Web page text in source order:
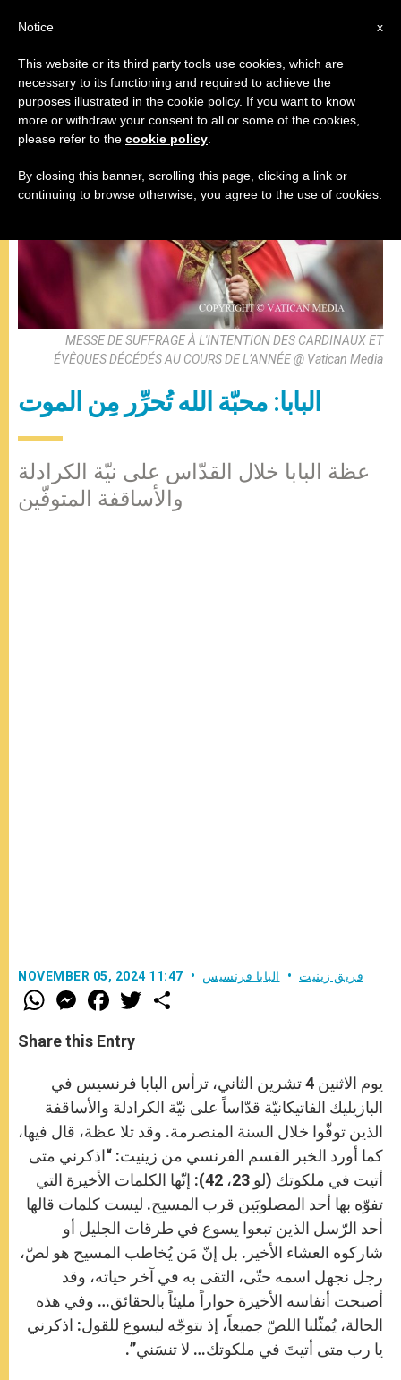
البابا فرنسيس
MESSE DE SUFFRAGE À L'INTENTION DES CARDINAUX ET
ÉVÊQUES DÉCÉDÉS AU COURS DE L’ANNÉE @ Vatican Media
البابا: محبّة الله تُحرِّر مِن الموت
عظة البابا خلال القدّاس على نيّة الكرادلة
والأساقفة المتوفّين
NOVEMBER 05, 2024 11:47 فريق زينيت البابا فرنسيس
W
h
t
s
p
M
e
s
e
e
r
F
a
e
b
o
k
w
r
Share this Entry
يوم الاثنين 4 تشرين الثاني، ترأس البابا فرنسيس في
البازيليك الفاتيكانيّة قدّاساً على نيّة الكرادلة والأساقفة
الذين توفّوا خلال السنة المنصرمة. وقد تلا عظة، قال فيها،
كما أورد الخبر القسم الفرنسي من زينيت: “اذكرني متى
أتيت في ملكوتك (لو 23، 42): إنّها الكلمات الأخيرة التي
تفوّه بها أحد المصلوبَين قرب المسيح. ليست كلمات قالها
أحد الرّسل الذين تبعوا يسوع في طرقات الجليل أو
شاركوه العشاء الأخير. بل إنّ مَن يُخاطب المسيح هو لصّ،
رجل نجهل اسمه حتّى، التقى به في آخر حياته، وقد
أصبحت أنفاسه الأخيرة حواراً مليئاً بالحقائق… وفي هذه
الحالة، يُمثّلنا اللصّ جميعاً، إذ نتوجّه ليسوع للقول: اذكرني
يا رب متى أتيتَ في ملكوتك… لا تنسَني”.
x
Notice
This website or its third party tools use cookies, which are
necessary to its functioning and required to achieve the
purposes illustrated in the cookie policy. If you want to know
more or withdraw your consent to all or some of the cookies,
please refer to the cookie policy
By closing this banner, scrolling this page, clicking a link or
continuing to browse otherwise, you agree to the use of cookies.